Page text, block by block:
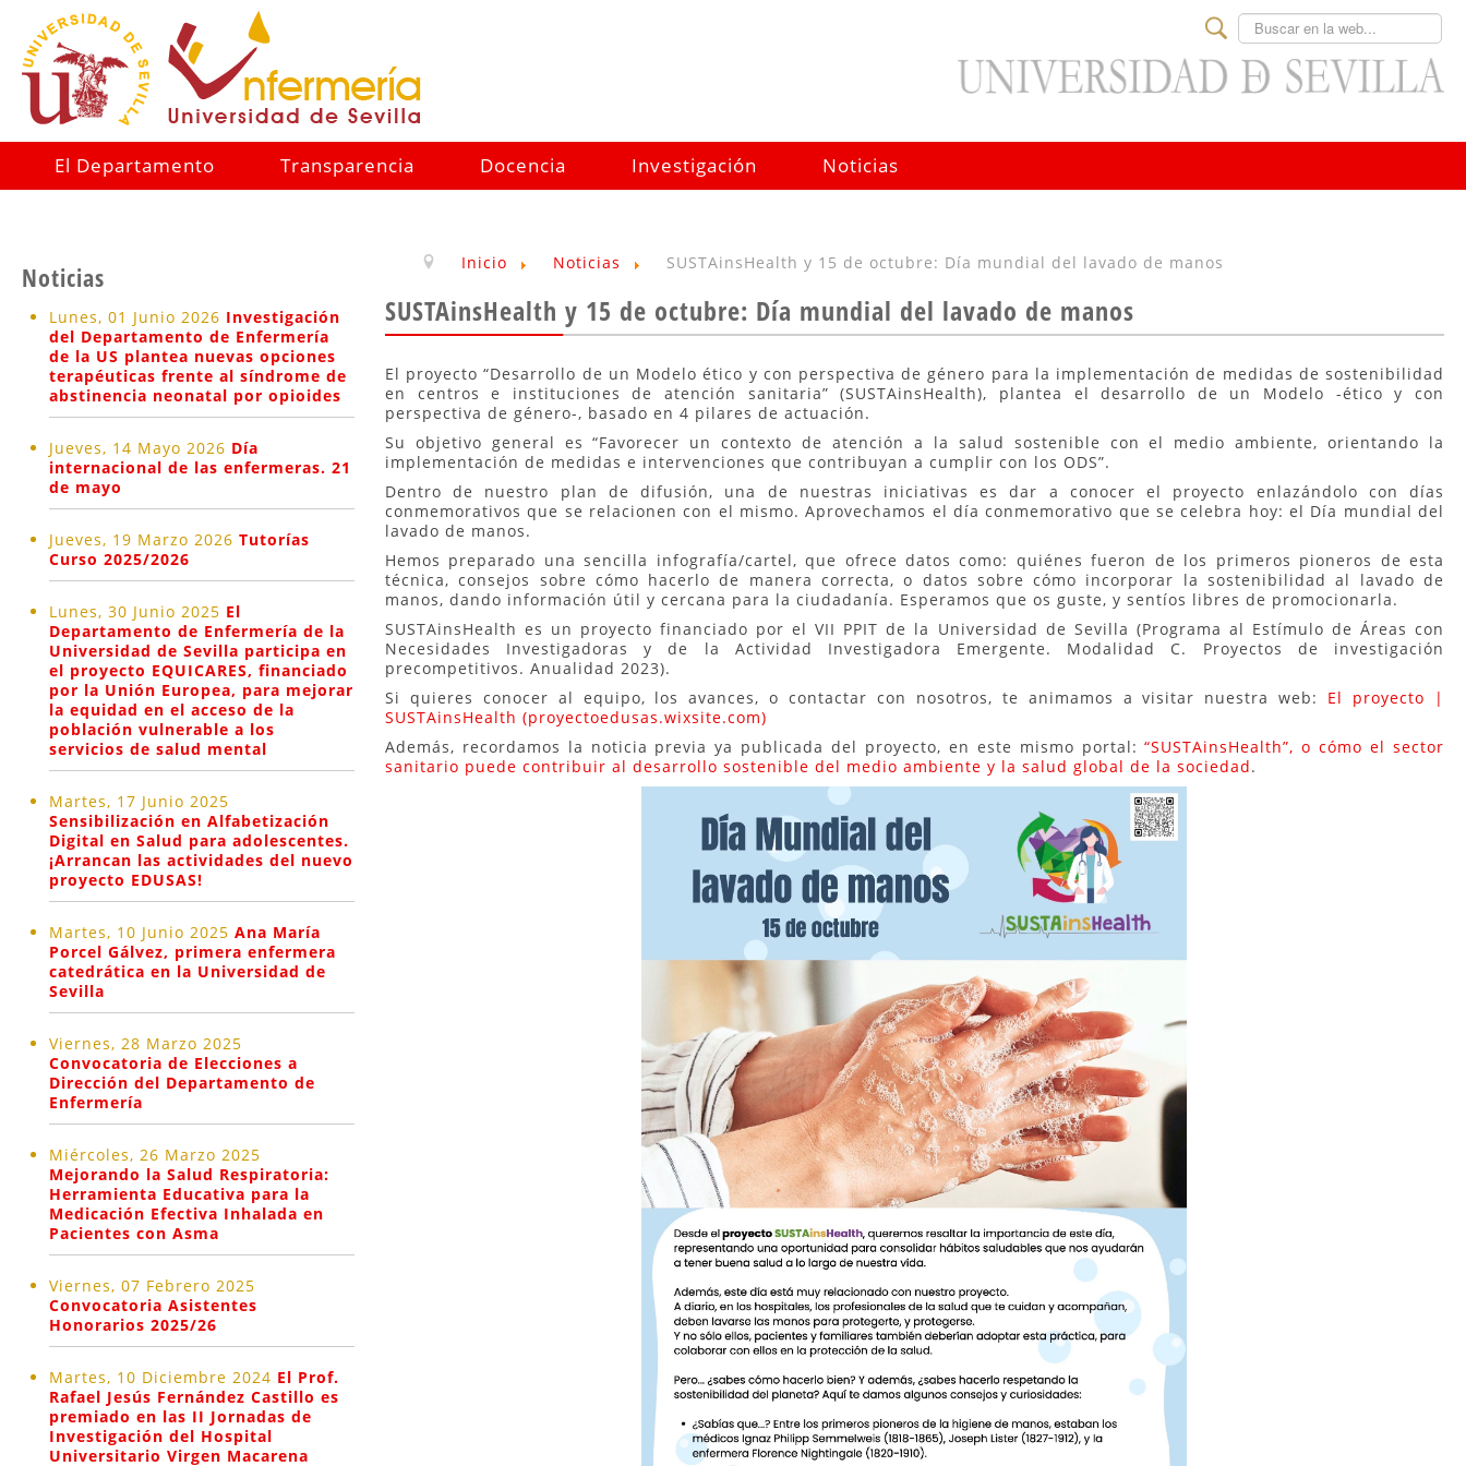
Buscar
El Departamento Transparencia Docencia Investigación Noticias
Noticias
Lunes, 01 Junio 2026 Investigación
del Departamento de Enfermería
de la US plantea nuevas opciones
terapéuticas frente al síndrome de
abstinencia neonatal por opioides
Jueves, 14 Mayo 2026 Día
internacional de las enfermeras. 21
de mayo
Jueves, 19 Marzo 2026 Tutorías
Curso 2025/2026
Lunes, 30 Junio 2025 El
Departamento de Enfermería de la
Universidad de Sevilla participa en
el proyecto EQUICARES, financiado
por la Unión Europea, para mejorar
la equidad en el acceso de la
población vulnerable a los
servicios de salud mental
Martes, 17 Junio 2025
Sensibilización en Alfabetización
Digital en Salud para adolescentes.
¡Arrancan las actividades del nuevo
proyecto EDUSAS!
Martes, 10 Junio 2025 Ana María
Porcel Gálvez, primera enfermera
catedrática en la Universidad de
Sevilla
Viernes, 28 Marzo 2025
Convocatoria de Elecciones a
Dirección del Departamento de
Enfermería
Miércoles, 26 Marzo 2025
Mejorando la Salud Respiratoria:
Herramienta Educativa para la
Medicación Efectiva Inhalada en
Pacientes con Asma
Viernes, 07 Febrero 2025
Convocatoria Asistentes
Honorarios 2025/26
Martes, 10 Diciembre 2024 El Prof.
Rafael Jesús Fernández Castillo es
premiado en las II Jornadas de
Investigación del Hospital
Universitario Virgen Macarena
Inicio Noticias SUSTAinsHealth y 15 de octubre: Día mundial del lavado de manos
SUSTAinsHealth y 15 de octubre: Día mundial del lavado de manos
El proyecto “Desarrollo de un Modelo ético y con perspectiva de género para la implementación de medidas de sostenibilidad
en centros e instituciones de atención sanitaria” (SUSTAinsHealth), plantea el desarrollo de un Modelo -ético y con
perspectiva de género-, basado en 4 pilares de actuación.
Su objetivo general es “Favorecer un contexto de atención a la salud sostenible con el medio ambiente, orientando la
implementación de medidas e intervenciones que contribuyan a cumplir con los ODS”.
Dentro de nuestro plan de difusión, una de nuestras iniciativas es dar a conocer el proyecto enlazándolo con días
conmemorativos que se relacionen con el mismo. Aprovechamos el día conmemorativo que se celebra hoy: el Día mundial del
lavado de manos.
Hemos preparado una sencilla infografía/cartel, que ofrece datos como: quiénes fueron de los primeros pioneros de esta
técnica, consejos sobre cómo hacerlo de manera correcta, o datos sobre cómo incorporar la sostenibilidad al lavado de
manos, dando información útil y cercana para la ciudadanía. Esperamos que os guste, y sentíos libres de promocionarla.
SUSTAinsHealth es un proyecto financiado por el VII PPIT de la Universidad de Sevilla (Programa al Estímulo de Áreas con
Necesidades Investigadoras y de la Actividad Investigadora Emergente. Modalidad C. Proyectos de investigación
precompetitivos. Anualidad 2023).
Si quieres conocer al equipo, los avances, o contactar con nosotros, te animamos a visitar nuestra web: El proyecto |
SUSTAinsHealth (proyectoedusas.wixsite.com)
Además, recordamos la noticia previa ya publicada del proyecto, en este mismo portal:“SUSTAinsHealth”, o cómo el sector
sanitario puede contribuir al desarrollo sostenible del medio ambiente y la salud global de la sociedad.